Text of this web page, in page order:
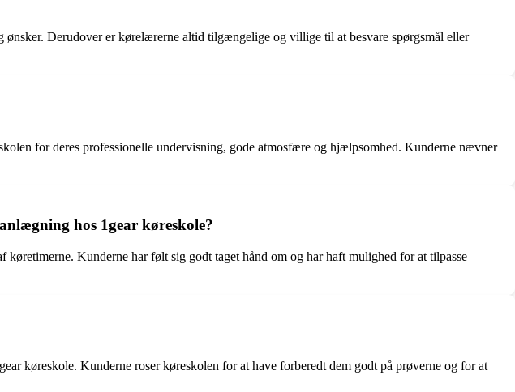
Derudover er kørelærerne altid tilgængelige og villige til at besvare spørgsmål eller
for deres professionelle undervisning, gode atmosfære og hjælpsomhed. Kunderne nævner
hos 1gear køreskole?
Kunderne har følt sig godt taget hånd om og har haft mulighed for at tilpasse
køreskole. Kunderne roser køreskolen for at have forberedt dem godt på prøverne og for at